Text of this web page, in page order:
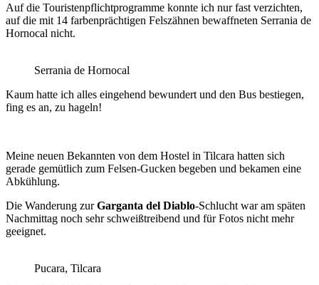
Auf die Touristenpflichtprogramme konnte ich nur fast verzichten,
auf die mit 14 farbenprächtigen Felszähnen bewaffneten Serrania de
Hornocal nicht.
Serrania de Hornocal
Kaum hatte ich alles eingehend bewundert und den Bus bestiegen,
fing es an, zu hageln!
Meine neuen Bekannten von dem Hostel in Tilcara hatten sich
gerade gemütlich zum Felsen-Gucken begeben und bekamen eine
Abkühlung.
Die Wanderung zurGarganta del Diablo-Schlucht war am späten
Nachmittag noch sehr schweißtreibend und für Fotos nicht mehr
geeignet.
Pucara, Tilcara